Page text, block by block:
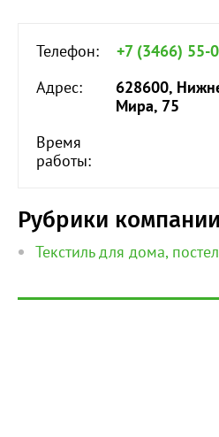
Телефон:
+7 (3466) 55-
Адрес:
628600,
Мира, 75
Время
работы:
Рубрики компании
Текстиль для дома,